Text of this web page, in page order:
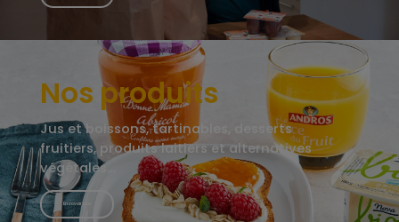
Nos produits
Jus et boissons, tartinables, desserts
fruitiers, produits laitiers et alternatives
végétales…
En savoir plus